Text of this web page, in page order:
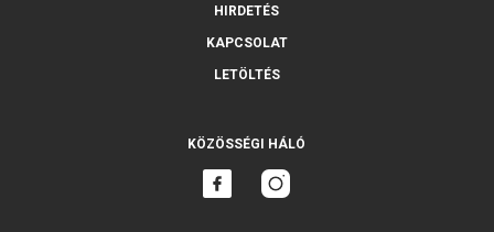
HIRDETÉS
KAPCSOLAT
LETÖLTÉS
KÖZÖSSÉGI HÁLÓ